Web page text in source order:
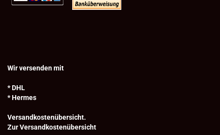
Wir versenden mit
* DHL
* Hermes
Versandkostenübersicht.
Zur Versandkostenübersicht